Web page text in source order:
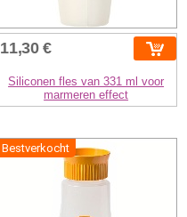
11,30 €
Siliconen fles van 331 ml voor
marmeren effect
Bestverkocht